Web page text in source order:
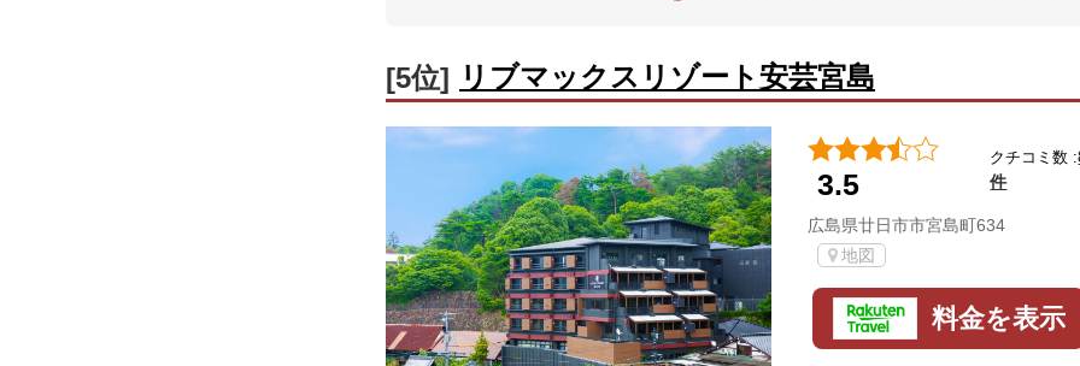
[5位] リブマックスリゾート安芸宮島
3.5
クチコミ数 :
件
広島県廿日市市宮島町634
地図
料金を表示